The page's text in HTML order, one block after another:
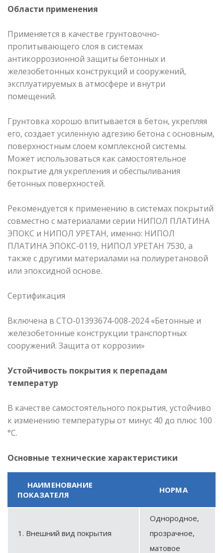
Области применения
Применяется в качестве грунтовочно-
пропитывающего слоя в системах
антикоррозионной защиты бетонных и
железобетонных конструкций и сооружений,
эксплуатируемых в атмосфере и внутри
помещений.
Грунтовка хорошо впитывается в бетон, укрепляя
его, создает усиленную адгезию бетона с основным,
поверхностным слоем комплексной системы.
Может использоваться как самостоятельное
покрытие для укрепления и обеспыливания
бетонных поверхностей.
Рекомендуется к применению в системах покрытий
совместно с материалами серии НИПОЛ ПЛАТИНА
ЭПОКС и НИПОЛ УРЕТАН, именно: НИПОЛ
ПЛАТИНА ЭПОКС-0119, НИПОЛ УРЕТАН 7530, а
также с другими материалами на полиуретановой
или эпоксидной основе.
Сертификация
Включена в СТО-01393674-008-2024 «Бетонные и
железобетонные конструкции транспортных
сооружений. Защита от коррозии»
Устойчивость покрытия к перепадам
температур
В качестве самостоятельного покрытия, устойчиво
к изменению температуры от минус 40 до плюс 100
°С.
Основные технические характеристики
НАИМЕНОВАНИЕ
ПОКАЗАТЕЛЯ
НОРМА
1. Внешний вид покрытия
Однородное,
прозрачное,
матовое